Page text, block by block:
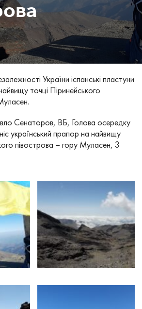
України іспанські пластуни
точці Піринейського
Сенаторов, ВБ, Голова осередку
український прапор на найвищу
півострова – гору Муласен, 3